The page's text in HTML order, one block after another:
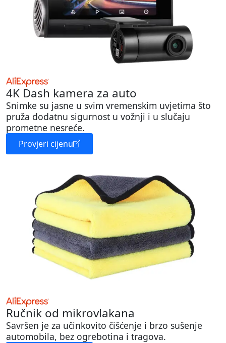
4K Dash kamera za auto
Snimke su jasne u svim vremenskim uvjetima što
pruža dodatnu sigurnost u vožnji i u slučaju
prometne nesreće.
Provjeri cijenu
Ručnik od mikrovlakana
Savršen je za učinkovito čišćenje i brzo sušenje
automobila, bez ogrebotina i tragova.